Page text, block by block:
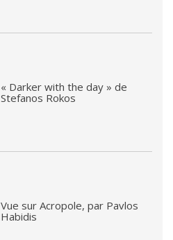
« Darker with the day » de
Stefanos Rokos
Vue sur Acropole, par Pavlos
Habidis